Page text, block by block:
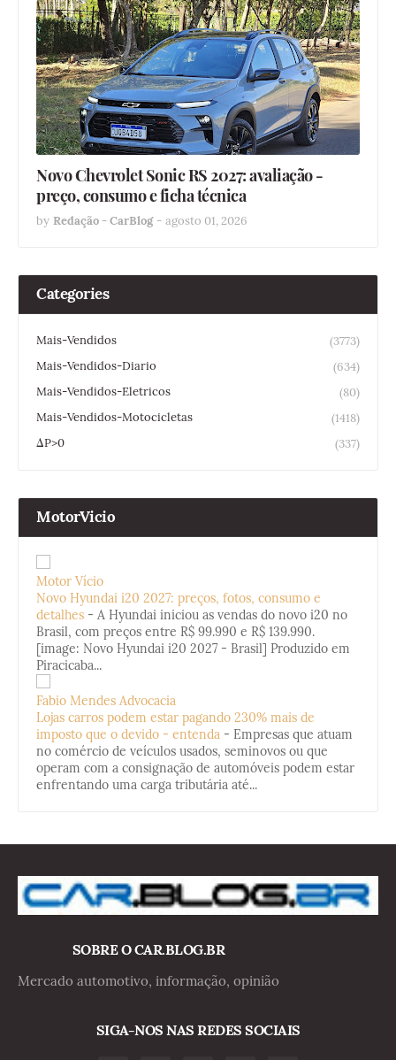
Novo Chevrolet Sonic RS 2027: avaliação -
preço, consumo e ficha técnica
by Redação - CarBlog - agosto 01, 2026
Categories
Mais-Vendidos
(3773)
Mais-Vendidos-Diario
(634)
Mais-Vendidos-Eletricos
(80)
Mais-Vendidos-Motocicletas
(1418)
ΔP>0
(337)
MotorVicio
Motor Vício
Novo Hyundai i20 2027: preços, fotos, consumo e
detalhes - A Hyundai iniciou as vendas do novo i20 no
Brasil, com preços entre R$ 99.990 e R$ 139.990.
[image: Novo Hyundai i20 2027 - Brasil] Produzido em
Piracicaba...
Fabio Mendes Advocacia
Lojas carros podem estar pagando 230% mais de
imposto que o devido - entenda - Empresas que atuam
no comércio de veículos usados, seminovos ou que
operam com a consignação de automóveis podem estar
enfrentando uma carga tributária até...
SOBRE O CAR.BLOG.BR
Mercado automotivo, informação, opinião
SIGA-NOS NAS REDES SOCIAIS